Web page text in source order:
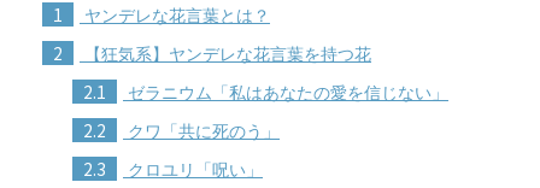
1 ヤンデレな花言葉とは？
2 【狂気系】ヤンデレな花言葉を持つ花
2.1 ゼラニウム「私はあなたの愛を信じない」
2.2 クワ「共に死のう」
2.3 クロユリ「呪い」